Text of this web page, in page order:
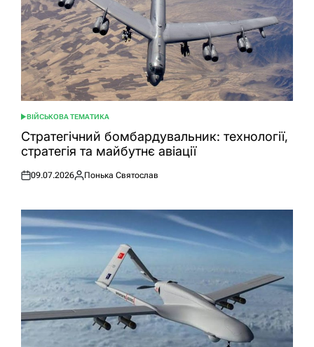
ОПУБЛІКУВАТИ
У
ВІЙСЬКОВА ТЕМАТИКА
Стратегічний бомбардувальник: технології,
стратегія та майбутнє авіації
Оприлюднено
09.07.2026
Опубліковано
Понька Святослав